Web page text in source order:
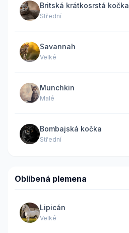
Britská krátkosrstá kočka
Střední
Savannah
Velké
Munchkin
Malé
Bombajská kočka
Střední
Oblíbená plemena
Lipicán
Velké